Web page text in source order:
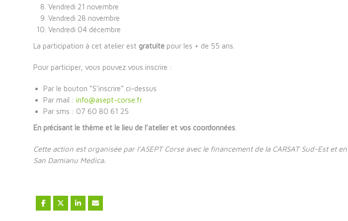
Vendredi 21 novembre
Vendredi 28 novembre
Vendredi 04 décembre
La participation à cet atelier est gratuite pour les + de 55 ans.
Pour participer, vous pouvez vous inscrire :
Par le bouton “S’inscrire” ci-dessus
Par mail : info@asept-corse.fr
Par sms : 07 60 80 61 25
En précisant le thème et le lieu de l’atelier et vos coordonnées
Cette action est organisée par l’ASEPT Corse avec le financement de la CARSAT Sud-Est et
San Damianu Medica.